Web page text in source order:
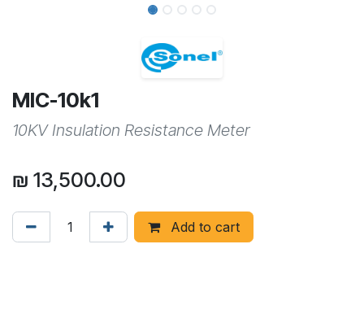
MIC-10k1
10KV Insulation Resistance Meter
₪ 13,500.00
Add to cart